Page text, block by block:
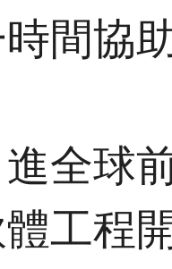
間協
全球
工程